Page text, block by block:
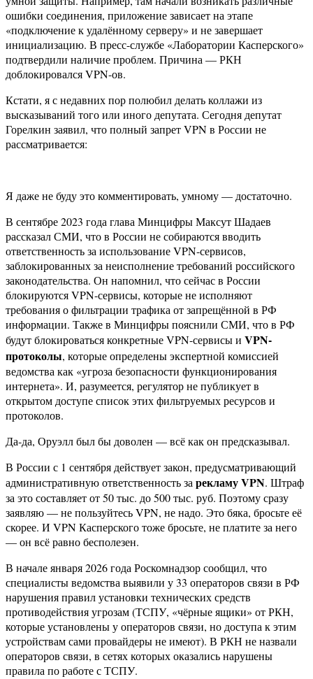
ошибки соединения, приложение зависает на этапе
«подключение к удалённому серверу» и не завершает
инициализацию. В пресс-службе «Лаборатории Касперского»
подтвердили наличие проблем. Причина — РКН
доблокировался VPN-ов.
Кстати, я с недавних пор полюбил делать коллажи из
высказываний того или иного депутата. Сегодня депутат
Горелкин заявил, что полный запрет VPN в России не
рассматривается:
Я даже не буду это комментировать, умному — достаточно.
В сентябре 2023 года глава Минцифры Максут Шадаев
рассказал СМИ, что в России не собираются вводить
ответственность за использование VPN-сервисов,
заблокированных за неисполнение требований российского
законодательства. Он напомнил, что сейчас в России
блокируются VPN-сервисы, которые не исполняют
требования о фильтрации трафика от запрещённой в РФ
информации. Также в Минцифры пояснили СМИ, что в РФ
будут блокироваться конкретные VPN-сервисы и VPN-
протоколы, которые определены экспертной комиссией
ведомства как «угроза безопасности функционирования
интернета». И, разумеется, регулятор не публикует в
открытом доступе список этих фильтруемых ресурсов и
протоколов.
Да-да, Оруэлл был бы доволен — всё как он предсказывал.
В России с 1 сентября действует закон, предусматривающий
административную ответственность зарекламу VPN. Штраф
за это составляет от 50 тыс. до 500 тыс. руб. Поэтому сразу
заявляю — не пользуйтесь VPN, не надо. Это бяка, бросьте её
скорее. И VPN Касперского тоже бросьте, не платите за него
— он всё равно бесполезен.
В начале января 2026 года Роскомнадзор сообщил, что
специалисты ведомства выявили у 33 операторов связи в РФ
нарушения правил установки технических средств
противодействия угрозам (ТСПУ, «чёрные ящики» от РКН,
которые установлены у операторов связи, но доступа к этим
устройствам сами провайдеры не имеют). В РКН не назвали
операторов связи, в сетях которых оказались нарушены
правила по работе с ТСПУ.